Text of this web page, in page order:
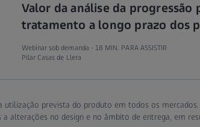
Valor da análise da progressão
tratamento a longo prazo dos
Webinar sob demanda - 18 MIN. PARA ASSISTIR
Pilar Casas de Llera
prevista do produto em todos os mercados.
alterações no design e no âmbito de entrega, em